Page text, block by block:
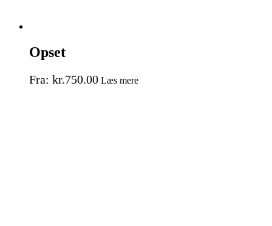
Opset
Fra: kr.750.00 Læs mere